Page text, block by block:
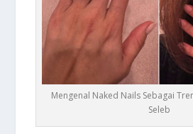
Mengenal Naked Nails Sebagai
Seleb